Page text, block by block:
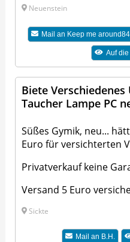
Neuenstein
Mail an Keep me
Auf
Biete Verschiedenes
Taucher Lampe PC
Süßes Gymik, neu...
Euro für versichterten
Privatverkauf keine
Versand 5 Euro
Sickte
Mail an B.H.